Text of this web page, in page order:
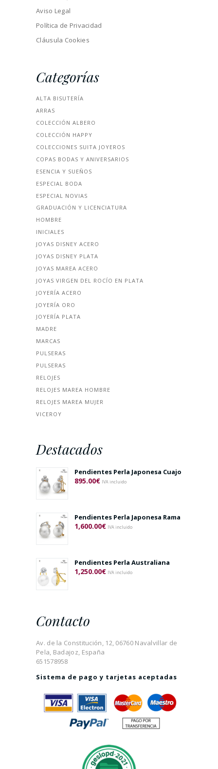
Aviso Legal
Política de Privacidad
Cláusula Cookies
Categorías
ALTA BISUTERÍA
ARRAS
COLECCIÓN ALBERO
COLECCIÓN HAPPY
COLECCIONES SUITA JOYEROS
COPAS BODAS Y ANIVERSARIOS
ESENCIA Y SUEÑOS
ESPECIAL BODA
ESPECIAL NOVIAS
GRADUACIÓN Y LICENCIATURA
HOMBRE
INICIALES
JOYAS DISNEY ACERO
JOYAS DISNEY PLATA
JOYAS MAREA ACERO
JOYAS VIRGEN DEL ROCÍO EN PLATA
JOYERÍA ACERO
JOYERÍA ORO
JOYERÍA PLATA
MADRE
MARCAS
PULSERAS
PULSERAS
RELOJES
RELOJES MAREA HOMBRE
RELOJES MAREA MUJER
VICEROY
Destacados
Pendientes Perla Japonesa Cuajo
895.00€ IVA incluido
Pendientes Perla Japonesa Rama
1,600.00€ IVA incluido
Pendientes Perla Australiana
1,250.00€ IVA incluido
Contacto
Av. de la Constitución, 12, 06760 Navalvillar de
Pela, Badajoz, España
651578958
Sistema de pago y tarjetas aceptadas